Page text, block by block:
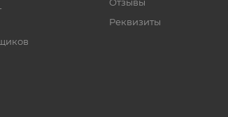
Реквизиты